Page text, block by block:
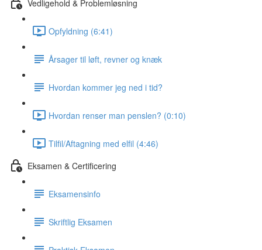
Vedligehold & Problemløsning
Opfyldning (6:41)
Årsager til løft, revner og knæk
Hvordan kommer jeg ned i tid?
Hvordan renser man penslen? (0:10)
Tilfil/Aftagning med elfil (4:46)
Eksamen & Certificering
Eksamensinfo
Skriftlig Eksamen